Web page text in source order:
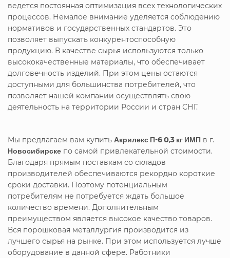
ведется постоянная оптимизация всех технологических
процессов. Немалое внимание уделяется соблюдению
нормативов и государственных стандартов. Это
позволяет выпускать конкурентоспособную
продукцию. В качестве сырья используются только
высококачественные материалы, что обеспечивает
долговечность изделий. При этом цены остаются
доступными для большинства потребителей, что
позволяет нашей компании осуществлять свою
деятельность на территории России и стран СНГ.
Мы предлагаем вам купить Акрилекс П-6 0,3 кг ИМП в г.
Новосибирске по самой привлекательной стоимости.
Благодаря прямым поставкам со складов
производителей обеспечиваются рекордно короткие
сроки доставки. Поэтому потенциальным
потребителям не потребуется ждать большое
количество времени. Дополнительным
преимуществом является высокое качество товаров.
Вся порошковая металлургия производится из
лучшего сырья на рынке. При этом используется лучше
оборудование в данной сфере. Работники